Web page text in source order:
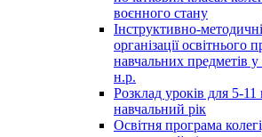
воєнного стану
Інструктивно-
організації освітнього
навчальних предметів
н.р.
Розклад уроків для 5-
навчальний рік
Освітня програма